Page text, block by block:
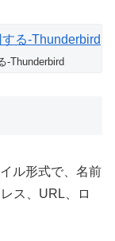
-Thunderbird
ル形式で、名前
ス、URL、ロ